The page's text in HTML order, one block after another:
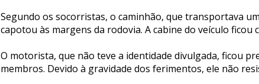
Segundo os socorristas, o caminhão, que transportava
capotou às margens da rodovia. A cabine do veículo ficou
O motorista, que não teve a identidade divulgada, ficou
membros. Devido à gravidade dos ferimentos, ele não